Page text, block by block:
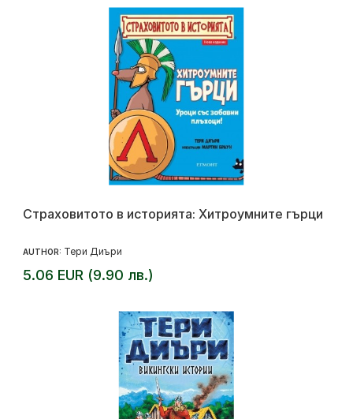
Страховитото в историята: Хитроумните гърци
AUTHOR: Тери Диъри
5.06 EUR (9.90 лв.)